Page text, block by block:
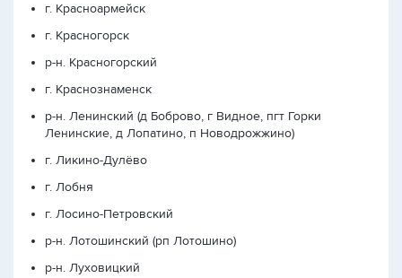
г. Красноармейск
г. Красногорск
р-н. Красногорский
г. Краснознаменск
р-н. Ленинский (д Боброво, г Видное, пгт Горки
Ленинские, д Лопатино, п Новодрожжино)
г. Ликино-Дулёво
г. Лобня
г. Лосино-Петровский
р-н. Лотошинский (рп Лотошино)
р-н. Луховицкий